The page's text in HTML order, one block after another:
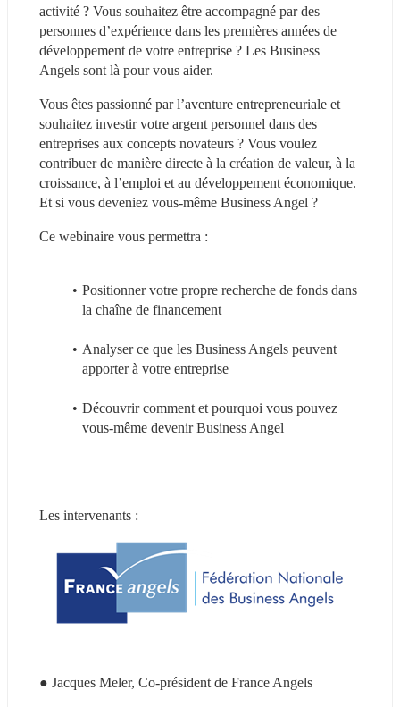
activité ? Vous souhaitez être accompagné par des
personnes d’expérience dans les premières années de
développement de votre entreprise ? Les Business
Angels sont là pour vous aider.
Vous êtes passionné par l’aventure entrepreneuriale et
souhaitez investir votre argent personnel dans des
entreprises aux concepts novateurs ? Vous voulez
contribuer de manière directe à la création de valeur, à la
croissance, à l’emploi et au développement économique.
Et si vous deveniez vous-même Business Angel ?
Ce webinaire vous permettra :
Positionner votre propre recherche de fonds dans
la chaîne de financement
Analyser ce que les Business Angels peuvent
apporter à votre entreprise
Découvrir comment et pourquoi vous pouvez
vous-même devenir Business Angel
Les intervenants :
● Jacques Meler, Co-président de France Angels